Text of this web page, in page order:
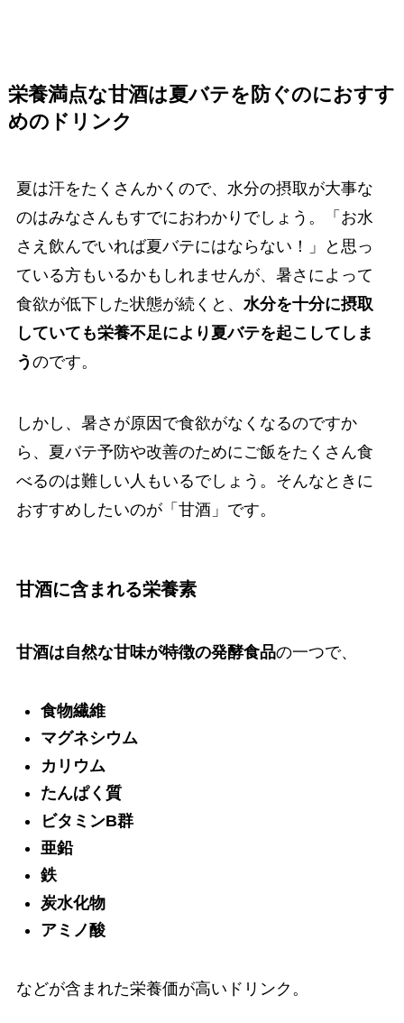
栄養満点な甘酒は夏バテを防ぐのにおすす
めのドリンク
夏は汗をたくさんかくので、水分の摂取が大事な
のはみなさんもすでにおわかりでしょう。「お水
さえ飲んでいれば夏バテにはならない！」と思っ
ている方もいるかもしれませんが、暑さによって
食欲が低下した状態が続くと、 水分を十分に摂取
していても栄養不足により夏バテを起こしてしま
う のです。
しかし、暑さが原因で食欲がなくなるのですか
ら、夏バテ予防や改善のためにご飯をたくさん食
べるのは難しい人もいるでしょう。そんなときに
おすすめしたいのが「甘酒」です。
甘酒に含まれる栄養素
甘酒は自然な甘味が特徴の発酵食品の一つで、
食物繊維
マグネシウム
カリウム
たんぱく質
ビタミンB群
亜鉛
鉄
炭水化物
アミノ酸
などが含まれた栄養価が高いドリンク。